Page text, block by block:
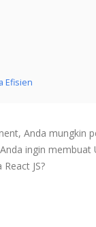
Efisien
Anda mungkin
ingin membuat
JS?